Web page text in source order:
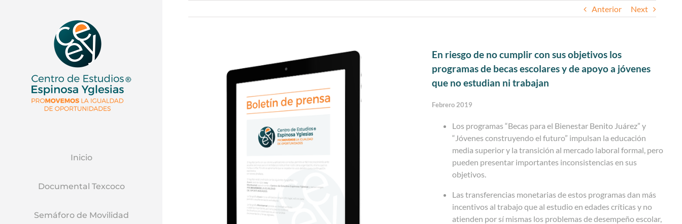
Inicio
Documental Texcoco
Semáforo de Movilidad
Anterior Next
En riesgo de no cumplir con sus objetivos los
programas de becas escolares y de apoyo a jóvenes
que no estudian ni trabajan
Febrero 2019
Los programas “Becas para el Bienestar Benito Juárez” y
“Jóvenes construyendo el futuro” impulsan la educación
media superior y la transición al mercado laboral formal, pero
pueden presentar importantes inconsistencias en sus
objetivos.
Las transferencias monetarias de estos programas dan más
incentivos al trabajo que al estudio en edades críticas y no
atienden por sí mismas los problemas de desempeño escolar,